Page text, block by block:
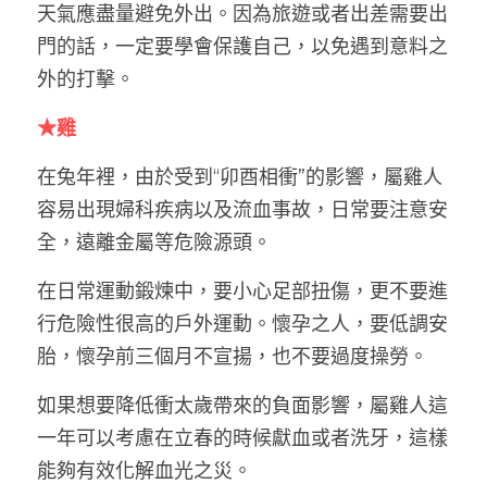
天氣應盡量避免外出。因為旅遊或者出差需要出
門的話，一定要學會保護自己，以免遇到意料之
外的打擊。
★雞
在兔年裡，由於受到“卯酉相衝”的影響，屬雞人
容易出現婦科疾病以及流血事故，日常要注意安
全，遠離金屬等危險源頭。
在日常運動鍛煉中，要小心足部扭傷，更不要進
行危險性很高的戶外運動。懷孕之人，要低調安
胎，懷孕前三個月不宣揚，也不要過度操勞。
如果想要降低衝太歲帶來的負面影響，屬雞人這
一年可以考慮在立春的時候獻血或者洗牙，這樣
能夠有效化解血光之災。